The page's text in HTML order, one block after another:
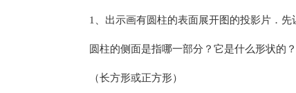
1、出示画有圆柱的表面展开图的投影片．
圆柱的侧面是指哪一部分？它是什么形状的？
（长方形或正方形）